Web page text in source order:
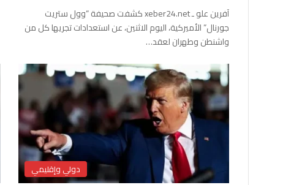
آفرين علو ـ xeber24.net كشفت صحيفة “وول ستريت
جورنال” الأميركية، اليوم الاثنين، عن استعدادات تجريها كل من
واشنطن وطهران لعقد…
دولي وإقليمي